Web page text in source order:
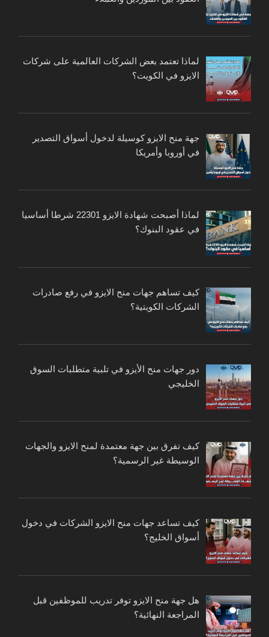
لماذا تعتمد بعض الشركات العالمية على شركات
الايزو في الكويت؟
جهة منح الايزو كوسيلة لدخول أسواق التصدير
في أوروبا وأمريكا
لماذا أصبحت شهادة الايزو 22301 شرطا أساسيا
في عقود البنوك؟
كيف تساهم جهات منح الايزو في رفع صادرات
الشركات الكويتية؟
دور جهات منح الأيزو في تلبية متطلبات السوق
الخليجي
كيف تفرق بين جهة معتمدة لمنح الايزو والجهات
الوسيطة غير الرسمية؟
كيف تساعد جهات منح الايزو الشركات في دخول
أسواق الخليج؟
هل جهة منح الايزو توفر تدريب للموظفين قبل
المراجعة النهائية؟